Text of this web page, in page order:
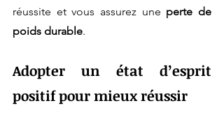
réussite et vous assurez une perte de
poids durable.
Adopter un état d’esprit
positif pour mieux réussir